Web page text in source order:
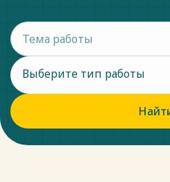
Выберите тип работы